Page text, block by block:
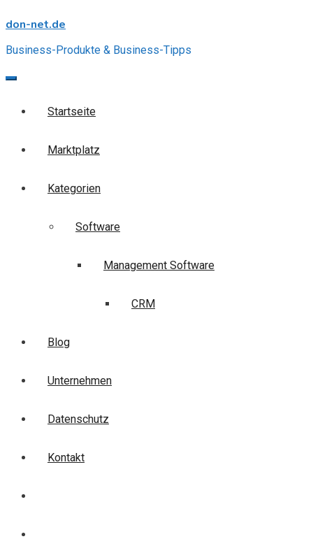
to
don-net.de
Business-Produkte & Business-Tipps
Startseite
Marktplatz
Kategorien
Software
Management Software
CRM
Blog
Unternehmen
Datenschutz
Kontakt